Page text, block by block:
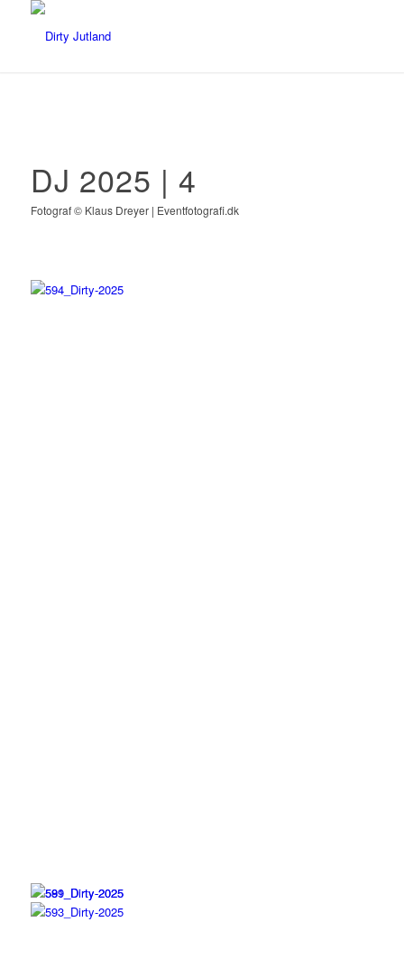
DJ 2025 | 4
Fotograf © Klaus Dreyer | Eventfotografi.dk